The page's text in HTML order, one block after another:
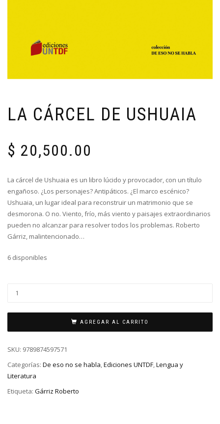
LA CÁRCEL DE USHUAIA
$ 20,500.00
La cárcel de Ushuaia es un libro lúcido y provocador, con un título
engañoso. ¿Los personajes? Antipáticos. ¿El marco escénico?
Ushuaia, un lugar ideal para reconstruir un matrimonio que se
desmorona. O no. Viento, frío, más viento y paisajes extraordinarios
pueden no alcanzar para resolver todos los problemas. Roberto
Gárriz, malintencionado…
6 disponibles
AGREGAR AL CARRITO
SKU: 9789874597571
Categorías: De eso no se habla,Ediciones UNTDF,Lengua y
Literatura
Etiqueta: Gárriz Roberto